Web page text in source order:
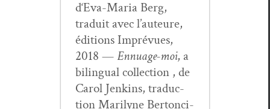
d‘Eva-Maria Berg,
traduit avec l’auteure,
édi­tions Imprévues,
2018 —Ennu­age-moi, a
bilin­gual col­lec­tion , de
Car­ol Jenk­ins, tra­duc­
tion Mar­i­lyne Bertonci­